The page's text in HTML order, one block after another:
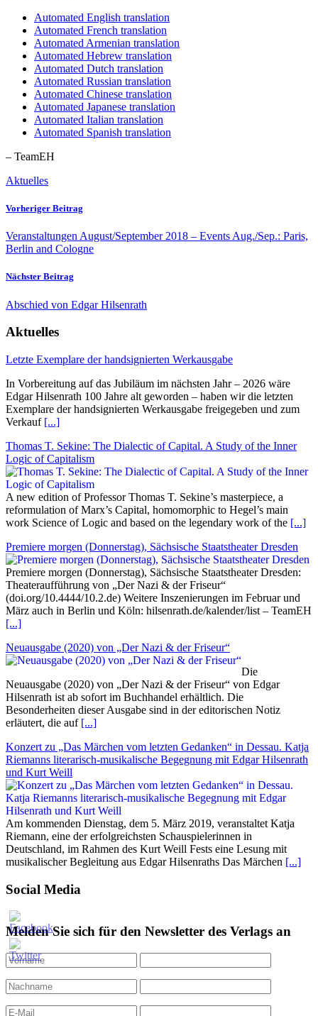
Automated English translation
Automated French translation
Automated Armenian translation
Automated Hebrew translation
Automated Dutch translation
Automated Russian translation
Automated Chinese translation
Automated Japanese translation
Automated Italian translation
Automated Spanish translation
– TeamEH
Aktuelles
Vorheriger Beitrag
Veranstaltungen August/September 2018 – Events Aug./Sep.: Paris,
Berlin and Cologne
Nächster Beitrag
Abschied von Edgar Hilsenrath
Aktuelles
Letzte Exemplare der handsignierten Werkausgabe
In Vorbereitung auf das Jubiläum im nächsten Jahr – 2026 wäre
Edgar Hilsenrath 100 Jahre alt geworden – haben wir die letzten
Exemplare der handsignierten Werkausgabe freigegeben und zum
Verkauf [...]
Thomas T. Sekine: The Dialectic of Capital. A Study of the Inner
Logic of Capitalism
A new edition of Professor Thomas T. Sekine’s masterpiece, a
reformulation of Marx’s Capital, homomorphic to Hegel’s main
work Science of Logic and based on the legendary work of the [...]
Premiere morgen (Donnerstag), Sächsische Staatstheater Dresden
Premiere morgen (Donnerstag), Sächsische Staatstheater Dresden:
Theateraufführung von „Der Nazi & der Friseur“
(doi.org/10.4444/10.2.de) Weitere Inszenierungen im Februar und
März auch in Berlin und Köln: hilsenrath.de/kalender/list – TeamEH
[...]
Neuausgabe (2020) von „Der Nazi & der Friseur“
Die
Neuausgabe (2020) von „Der Nazi & der Friseur“ von Edgar
Hilsenrath ist ab sofort im Buchhandel erhältlich. Die
Besonderheiten dieser Ausgabe sind in der editorischen Notiz
erläutert, die auf [...]
Konzert zu „Das Märchen vom letzten Gedanken“ in Dessau. Katja
Riemanns literarisch-musikalische Begegnung mit Edgar Hilsenrath
und Kurt Weill
Am kommenden Dienstag, dem 5. März 2019, veranstaltet Katja
Riemann, eine der erfolgreichsten Schauspielerinnen in
Deutschland, im Rahmen des Kurt Weill Fests eine Lesung mit
musikalischer Begleitung aus Edgar Hilsenraths Das Märchen [...]
Social Media
Melden Sie sich für den Newsletter des Verlags an